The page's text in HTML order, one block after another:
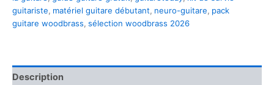
Guitariste
:
Ma
pour
bien
guitariste, matériel guitare débutant, neuro-guitare, pack
guitare woodbrass, sélection woodbrass 2026
Description